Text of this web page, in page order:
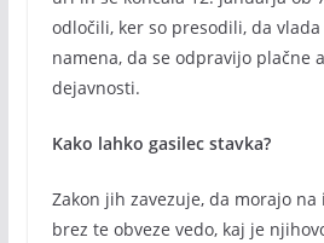
odločili, ker so presodili, da
namena, da se odpravijo plačne
dejavnosti.
Kako lahko gasilec stavka?
Zakon jih zavezuje, da morajo
brez te obveze vedo, kaj je